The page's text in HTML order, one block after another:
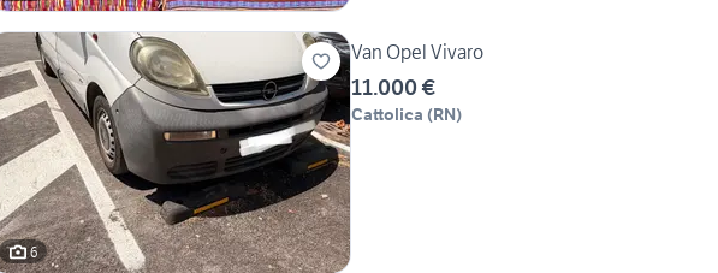
6
Van Opel Vivaro
11.000 €
Cattolica (RN)